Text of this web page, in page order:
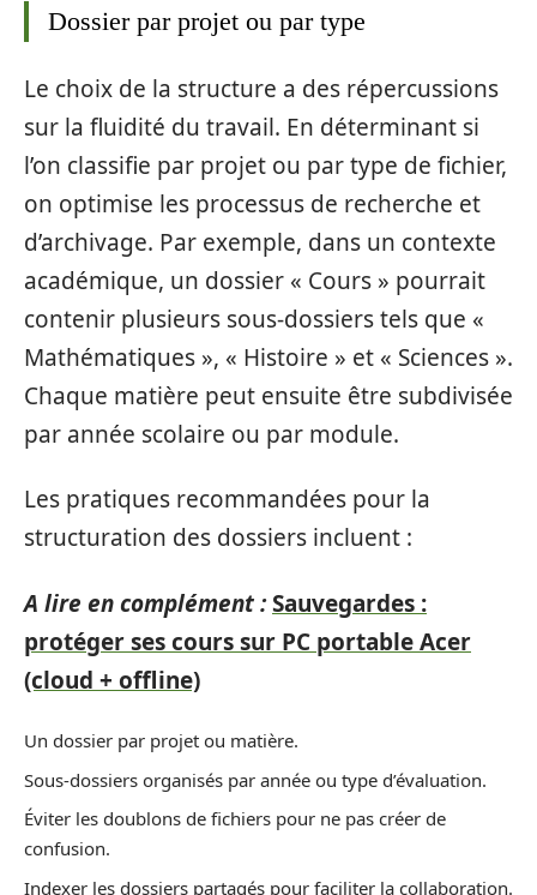
Dossier par projet ou par type
Le choix de la structure a des répercussions
sur la fluidité du travail. En déterminant si
l’on classifie par projet ou par type de fichier,
on optimise les processus de recherche et
d’archivage. Par exemple, dans un contexte
académique, un dossier « Cours » pourrait
contenir plusieurs sous-dossiers tels que «
Mathématiques », « Histoire » et « Sciences ».
Chaque matière peut ensuite être subdivisée
par année scolaire ou par module.
Les pratiques recommandées pour la
structuration des dossiers incluent :
A lire en complément :Sauvegardes :
protéger ses cours sur PC portable Acer
(cloud + offline)
Un dossier par projet ou matière.
Sous-dossiers organisés par année ou type d’évaluation.
Éviter les doublons de fichiers pour ne pas créer de
confusion.
Indexer les dossiers partagés pour faciliter la collaboration.